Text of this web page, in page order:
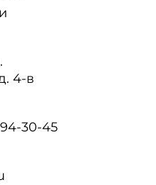
4-в
30-45